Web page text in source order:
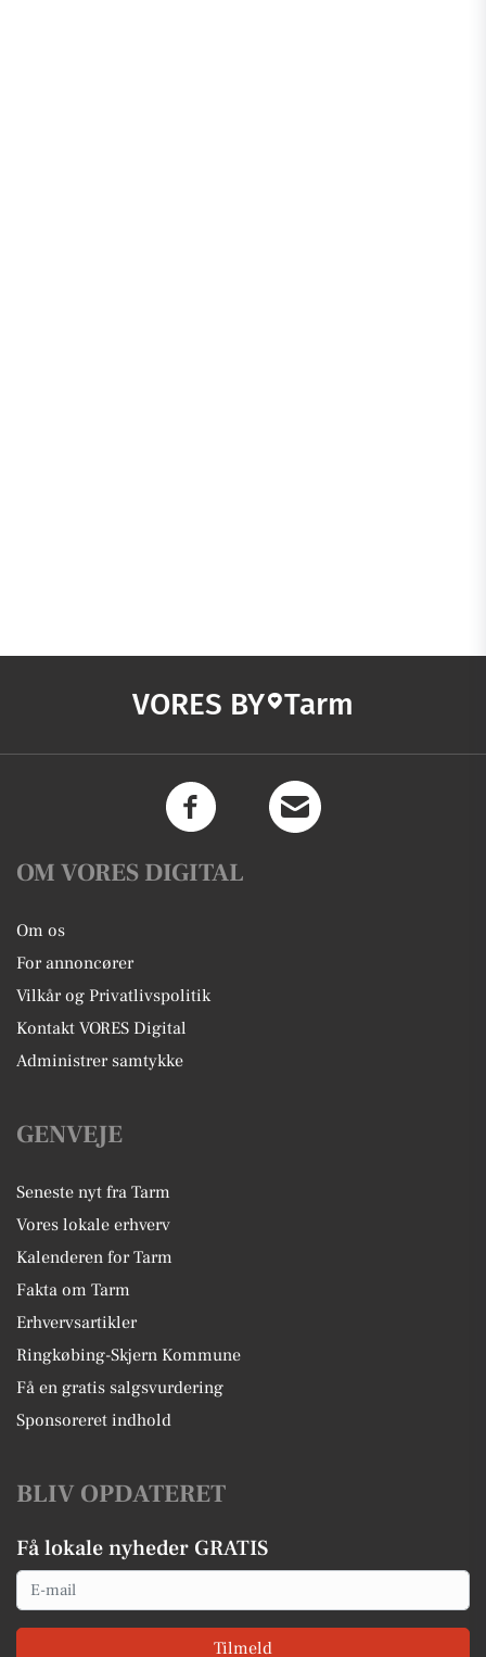
VORES BY Tarm
OM VORES DIGITAL
Om os
For annoncører
Vilkår og Privatlivspolitik
Kontakt VORES Digital
Administrer samtykke
GENVEJE
Seneste nyt fra Tarm
Vores lokale erhverv
Kalenderen for Tarm
Fakta om Tarm
Erhvervsartikler
Ringkøbing-Skjern Kommune
Få en gratis salgsvurdering
Sponsoreret indhold
BLIV OPDATERET
Få lokale nyheder GRATIS
Email
Tilmeld